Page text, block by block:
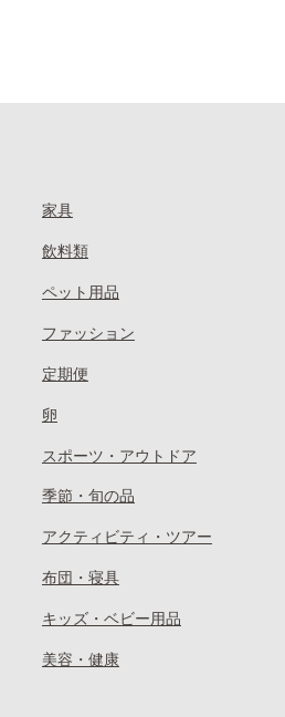
家具
飲料類
ペット用品
ファッション
定期便
卵
スポーツ・アウトドア
季節・旬の品
アクティビティ・ツアー
布団・寝具
キッズ・ベビー用品
美容・健康